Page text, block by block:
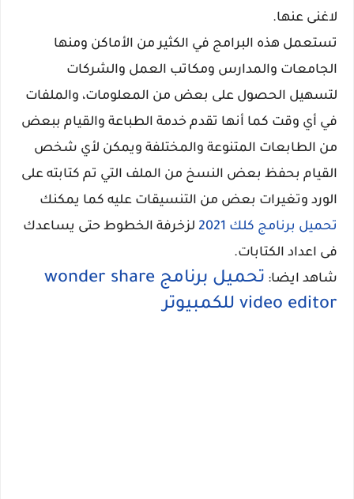
لاغنى عنها.
تستعمل هذه البرامج في الكثير من الأماكن ومنها
الجامعات والمدارس ومكاتب العمل والشركات
لتسهيل الحصول على بعض من المعلومات، والملفات
في أي وقت كما أنها تقدم خدمة الطباعة والقيام ببعض
من الطابعات المتنوعة والمختلفة ويمكن لأي شخص
القيام بحفظ بعض النسخ من الملف التي تم كتابته على
الورد وتغيرات بعض من التنسيقات عليه كما يمكنك
تحميل برنامج كلك 2021
لزخرفة الخطوط حتى يساعدك
فى اعداد الكتابات.
شاهد ايضا:
تحميل برنامج wonder share
video editor للكمبيوتر